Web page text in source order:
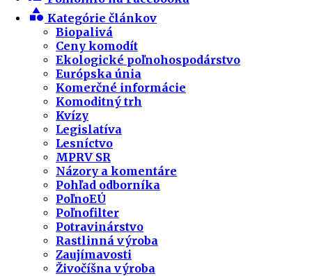
category Kategórie článkov
Biopalivá
Ceny komodít
Ekologické poľnohospodárstvo
Európska únia
Komerčné informácie
Komoditný trh
Kvízy
Legislatíva
Lesníctvo
MPRV SR
Názory a komentáre
Pohľad odborníka
PoľnoEÚ
Poľnofilter
Potravinárstvo
Rastlinná výroba
Zaujímavosti
Živočíšna výroba